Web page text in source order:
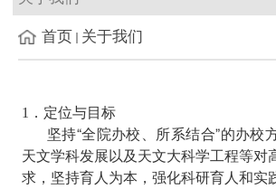
首页 关于我们
1 ． 定位与目标
坚持“全院办校、所系结合”的办校
天文学科发展以及天文大科学工程等对
求，坚持育人为本，强化科研育人和实